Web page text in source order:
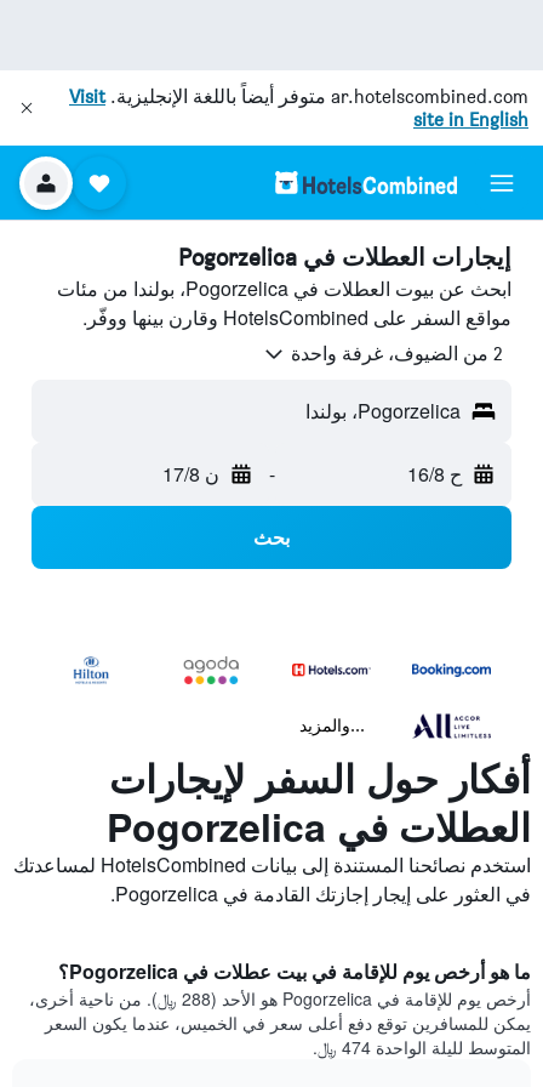
ar.hotelscombined.com متوفر أيضاً باللغة الإنجليزية.Visit
site in English
إيجارات العطلات في Pogorzelica
ابحث عن بيوت العطلات في Pogorzelica، بولندا من مئات
مواقع السفر على HotelsCombined وقارن بينها ووفّر.
2 من الضيوف، غرفة واحدة
Pogorzelica، بولندا
ح 16/8 - ن 17/8
بحث
...والمزيد
أفكار حول السفر لإيجارات
العطلات في Pogorzelica
استخدم نصائحنا المستندة إلى بيانات HotelsCombined لمساعدتك
في العثور على إيجار إجازتك القادمة في Pogorzelica.
ما هو أرخص يوم للإقامة في بيت عطلات في Pogorzelica؟
أرخص يوم للإقامة في Pogorzelica هو الأحد (288 ﷼). من ناحية أخرى،
يمكن للمسافرين توقع دفع أعلى سعر في الخميس، عندما يكون السعر
المتوسط لليلة الواحدة 474 ﷼.